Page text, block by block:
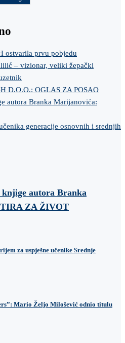
ostvarila prvu pobjedu
– vizionar, veliki žepački
D.O.O.: OGLAS ZA POSAO
autora Branka Marijanovića:
generacije osnovnih i srednjih
autora Branka
ZA ŽIVOT
za uspješne učenike Srednje
Mario Željo Milošević odnio titulu